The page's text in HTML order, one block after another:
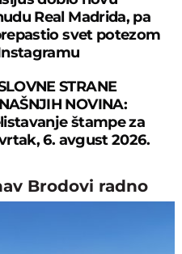
Real Madrida, pa
svet potezom
STRANE
NOVINA:
štampe za
6. avgust 2026.
Brodovi radno